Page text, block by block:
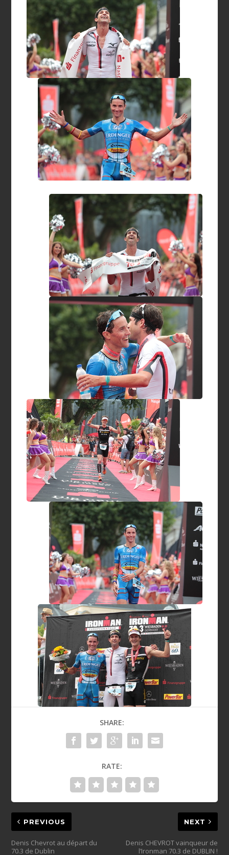
SHARE:
RATE:
PREVIOUS
Denis Chevrot au départ du
70.3 de Dublin
NEXT
Denis CHEVROT vainqueur de